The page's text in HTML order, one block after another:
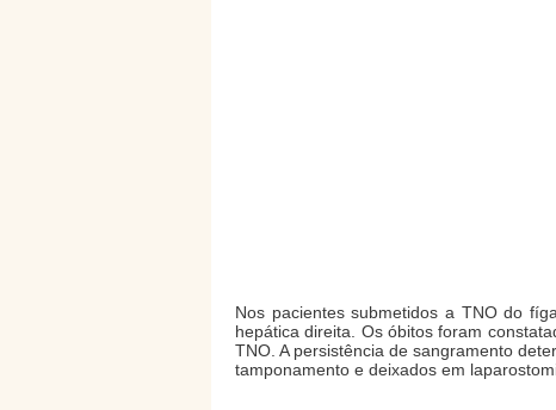
Nos pacientes submetidos a TNO do
hepática direita. Os óbitos foram
TNO. A persistência de sangramento
tamponamento e deixados em